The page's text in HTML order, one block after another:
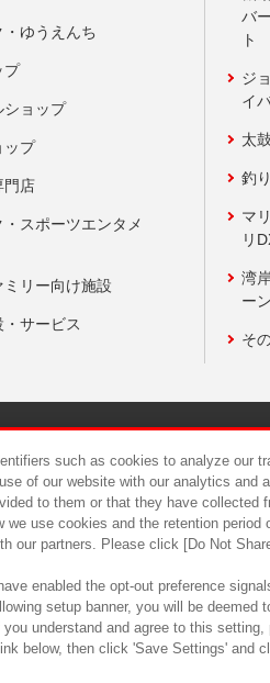
ゆうえんち
プ
ショップ
ップ
門店
スポーツエンタメ
リー向け施設
サービス
バ
ト
ジ
イ
太
釣
マ
リ
湾
ー
そ
食品のご
such as cookies to analyze our
of our website with our analytics and
to them or that they have
we use cookies and the retention
our partners. Please click [Do Not
enabled the opt-out preference
setup banner, you will be
understand and agree to this
below, then click 'Save Settings' and